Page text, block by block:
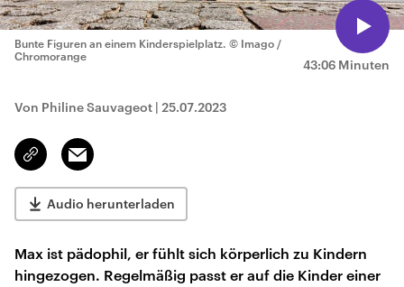
43:06 Minuten
Bunte Figuren an einem Kinderspielplatz. © Imago /
Chromorange
Von Philine Sauvageot | 25.07.2023
Link
kopieren/teilen
Email
Audio herunterladen
Max ist pädophil, er fühlt sich körperlich zu Kindern
hingezogen. Regelmäßig passt er auf die Kinder einer